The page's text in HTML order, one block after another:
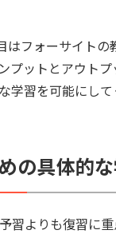
フォーサイト
プットとアウト
学習を可能にして
の具体的
習よりも復習に